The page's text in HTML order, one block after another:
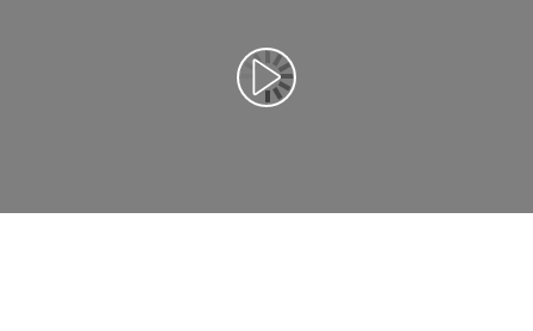
Lancer la vidéo